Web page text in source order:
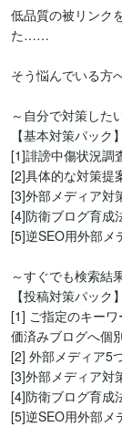
低品質の被リンク
た……
そう悩んでいる方
～自分で対策した
【基本対策パック
[1]誹謗中傷状況調
[2]具体的な対策提
[3]外部メディア対
[4]防衛ブログ育成
[5]逆SEO用外部メ
～すぐでも検索結
【投稿対策パック
[1] ご指定のキー
価済みブログへ個
[2] 外部メディア5
[3]外部メディア対
[4]防衛ブログ育成
[5]逆SEO用外部メ